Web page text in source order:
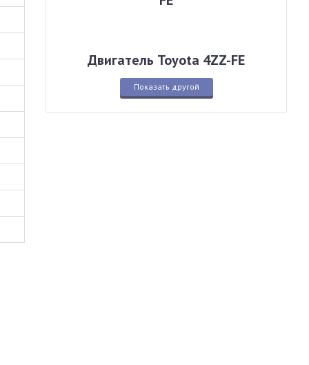
Двигатель Toyota 4ZZ-FE
Показать другой